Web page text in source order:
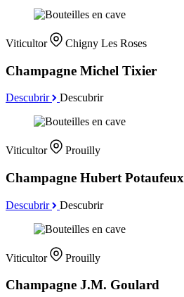
Viticultor Chigny Les Roses
Champagne Michel Tixier
Descubrir Descubrir
Viticultor Prouilly
Champagne Hubert Potaufeux
Descubrir Descubrir
Viticultor Prouilly
Champagne J.M. Goulard